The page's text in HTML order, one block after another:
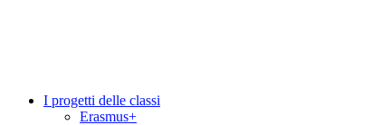
I progetti delle classi
Erasmus+